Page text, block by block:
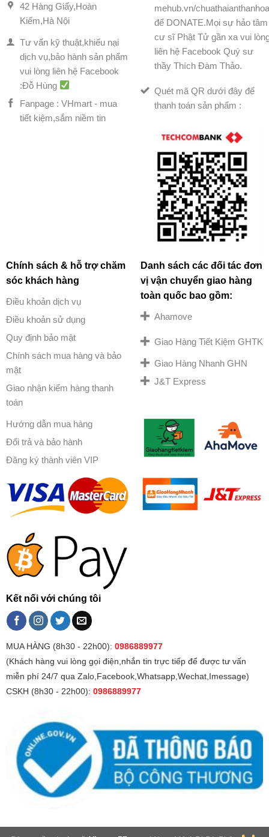
42 Hàng Giấy,Hoàn
Kiếm,Hà Nội
Tư vấn kỹ thuật,khiếu nại
dịch vụ,bảo hành sản phẩm
vui lòng liên hệ Facebook
:Đỗ Hùng
Fanpage : VHmart - mua
tiết kiệm,sắm niềm tin
mehub.vn/
để DONATE.Mọi sự hảo tâm
cư sĩ Phật Tử gần xa vui
liên hệ Facebook Quý sư
thầy Thích Đàm Thảo.
Quét mã QR dưới đây để
thanh toán sản phẩm :
Chính sách & hỗ trợ chăm
sóc khách hàng
Điều khoản dịch vụ
Điều khoản sử dụng
Quy định bảo mật
Chính sách mua hàng và bảo
mật
Giao nhận kiểm hàng thanh
toán
Hướng dẫn mua hàng
Đổi trả và bảo hành
Đăng ký thành viên VIP
Danh sách các đối tác đơn
vị vận chuyển giao hàng
toàn quốc bao gồm:
Ahamove
Giao Hàng Tiết Kiệm GHTK
Giao Hàng Nhanh GHN
J&T Express
Kết nối với chúng tôi
MUA HÀNG (8h30 - 22h00): 0986889977
(Khách hàng vui lòng gọi điện,nhắn tin trực tiếp để được tư vấn
miễn phí 24/7 qua Zalo,Facebook,Whatsapp,Wechat,Imessage)
CSKH (8h30 - 22h00): 0986889977